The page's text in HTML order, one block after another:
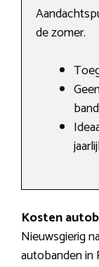
de zomer.
Kosten
Nieuwsgierig
autobanden in